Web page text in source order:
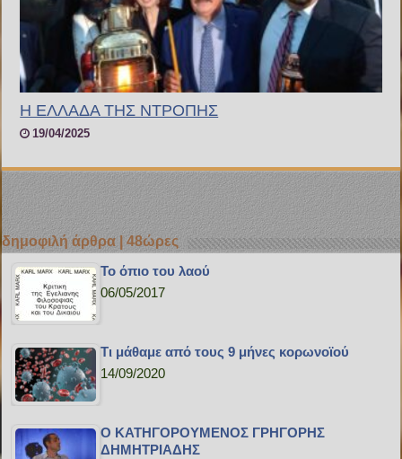
Η ΕΛΛΑΔΑ ΤΗΣ ΝΤΡΟΠΗΣ
19/04/2025
δημοφιλή άρθρα | 48ώρες
Το όπιο του λαού
06/05/2017
Τι μάθαμε από τους 9 μήνες κορωνοϊού
14/09/2020
Ο ΚΑΤΗΓΟΡΟΥΜΕΝΟΣ ΓΡΗΓΟΡΗΣ
ΔΗΜΗΤΡΙΑΔΗΣ